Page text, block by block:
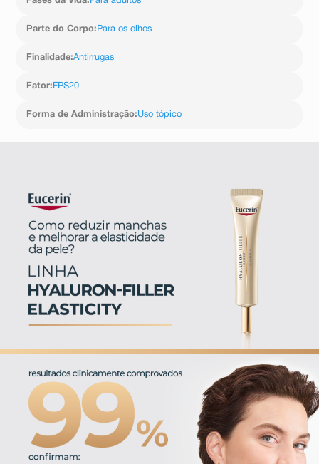
Parte do Corpo: Para os olhos
Finalidade:Antirrugas
Fator: FPS20
Forma de Administração:Uso tópico